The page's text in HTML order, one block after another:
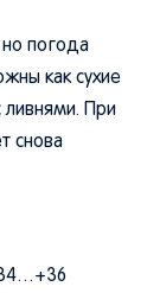
погода
как сухие
При
снова